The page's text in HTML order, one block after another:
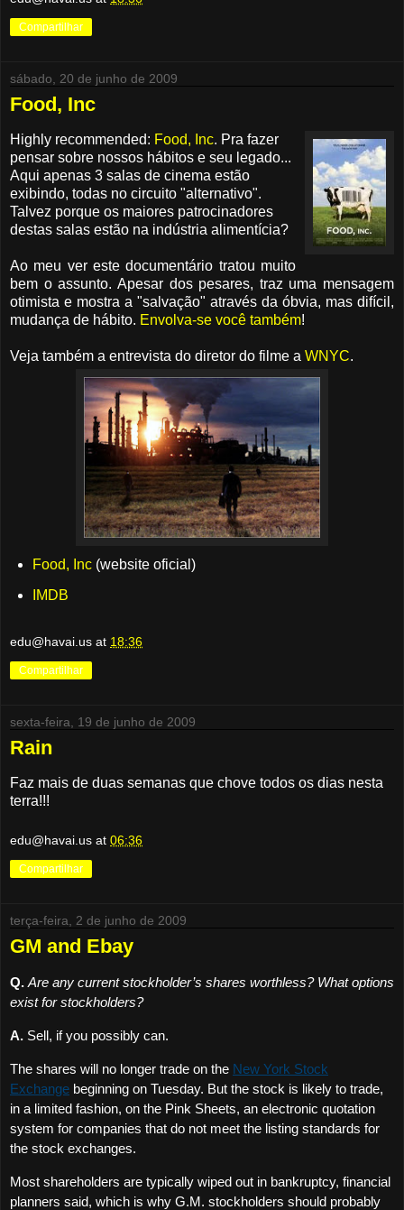
Compartilhar
sábado, 20 de junho de 2009
Food, Inc
Highly recommended: Food, Inc. Pra fazer
pensar sobre nossos hábitos e seu legado...
Aqui apenas 3 salas de cinema estão
exibindo, todas no circuito "alternativo".
Talvez porque os maiores patrocinadores
destas salas estão na indústria alimentícia?
Ao meu ver este documentário tratou muito
bem o assunto. Apesar dos pesares, traz uma mensagem
otimista e mostra a "salvação" através da óbvia, mas difícil,
mudança de hábito. Envolva-se você também!
Veja também a entrevista do diretor do filme a WNYC.
Food, Inc(website oficial)
IMDB
edu@havai.us at 18:36
Compartilhar
sexta-feira, 19 de junho de 2009
Rain
Faz mais de duas semanas que chove todos os dias nesta
terra!!!
edu@havai.us at 06:36
Compartilhar
terça-feira, 2 de junho de 2009
GM and Ebay
Q. Are any current stockholder’s shares worthless? What options
exist for stockholders?
A. Sell, if you possibly can.
The shares will no longer trade on the New York Stock
Exchange beginning on Tuesday. But the stock is likely to trade,
in a limited fashion, on the Pink Sheets, an electronic quotation
system for companies that do not meet the listing standards for
the stock exchanges.
Most shareholders are typically wiped out in bankruptcy, financial
planners said, which is why G.M. stockholders should probably